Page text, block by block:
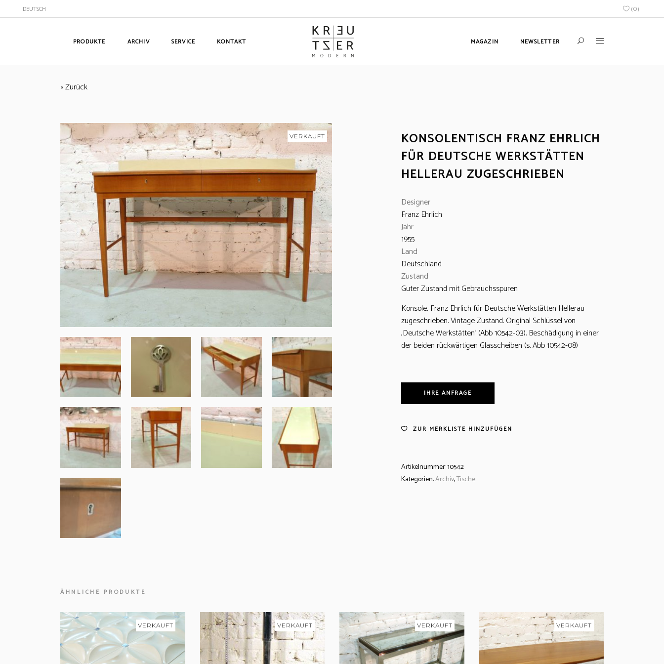
DEUTSCH (0)
PRODUKTE ARCHIV SERVICE KONTAKT MAGAZIN NEWSLETTER
« Zurück
VERKAUFT
KONSOLENTISCH FRANZ EHRLICH
FÜR DEUTSCHE WERKSTÄTTEN
HELLERAU ZUGESCHRIEBEN
Designer
Franz Ehrlich
Jahr
1955
Land
Deutschland
Zustand
Guter Zustand mit Gebrauchsspuren
Konsole, Franz Ehrlich für Deutsche Werkstätten Hellerau
zugeschrieben. Vintage Zustand. Original Schlüssel von
‚Deutsche Werkstätten‘ (Abb 10542-03). Beschädigung in einer
der beiden rückwärtigen Glasscheiben (s. Abb 10542-08)
IHRE ANFRAGE
ZUR MERKLISTE HINZUFÜGEN
Artikelnummer:10542
Kategorien:Archiv,Tische
ÄHNLICHE PRODUKTE
VERKAUFT VERKAUFT VERKAUFT VERKAUFT